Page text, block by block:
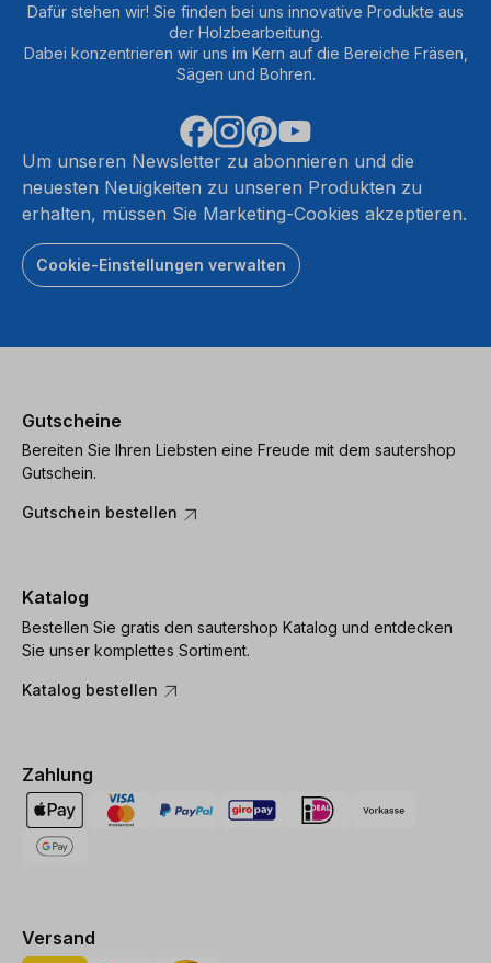
Dafür stehen wir! Sie finden bei uns innovative Produkte aus
der Holzbearbeitung.
Dabei konzentrieren wir uns im Kern auf die Bereiche Fräsen,
Sägen und Bohren.
Um unseren Newsletter zu abonnieren und die
neuesten Neuigkeiten zu unseren Produkten zu
erhalten, müssen Sie Marketing-Cookies akzeptieren.
Cookie-Einstellungen verwalten
Gutscheine
Bereiten Sie Ihren Liebsten eine Freude mit dem sautershop
Gutschein.
Gutschein bestellen
Katalog
Bestellen Sie gratis den sautershop Katalog und entdecken
Sie unser komplettes Sortiment.
Katalog bestellen
Zahlung
Versand